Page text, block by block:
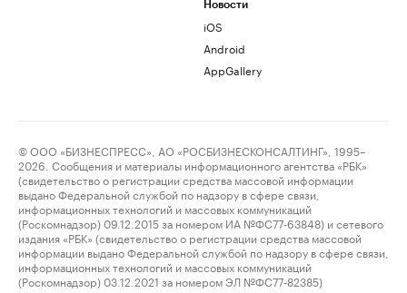
Новости
iOS
Android
AppGallery
© ООО «БИЗНЕСПРЕСС», АО «РОСБИЗНЕСКОНСАЛТИНГ», 1995–
2026. Сообщения и материалы информационного агентства «РБК»
(свидетельство о регистрации средства массовой информации
выдано Федеральной службой по надзору в сфере связи,
информационных технологий и массовых коммуникаций
(Роскомнадзор) 09.12.2015 за номером ИА №ФС77-63848) и сетевого
издания «РБК» (свидетельство о регистрации средства массовой
информации выдано Федеральной службой по надзору в сфере связи,
информационных технологий и массовых коммуникаций
(Роскомнадзор) 03.12.2021 за номером ЭЛ №ФС77-82385)